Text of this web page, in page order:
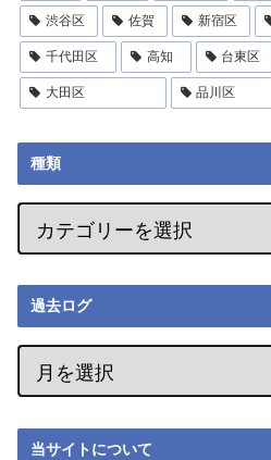
渋谷区 佐賀 新宿区
千代田区 高知 台東区
大田区 品川区
種類
過去ログ
当サイトについて